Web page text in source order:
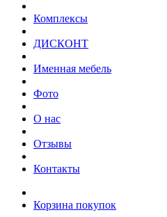
Комплексы
ДИСКОНТ
Именная мебель
Фото
О нас
Отзывы
Контакты
Корзина покупок